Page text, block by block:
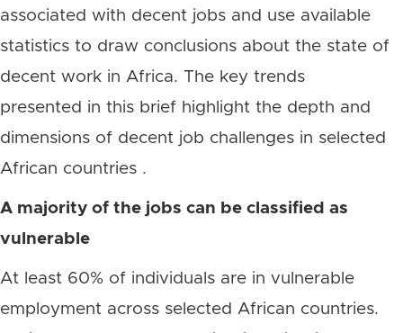
associated with decent jobs and use available
statistics to draw conclusions about the state of
decent work in Africa. The key trends
presented in this brief highlight the depth and
dimensions of decent job challenges in selected
African countries .
A majority of the jobs can be classified as
vulnerable
At least 60% of individuals are in vulnerable
employment across selected African countries.